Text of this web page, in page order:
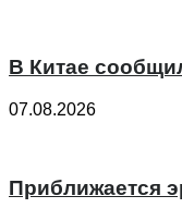
В Китае
07.08.2026
Приближается